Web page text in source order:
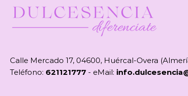
Calle Mercado 17, 04600, Huércal-Overa
Teléfono: 621121777 - eMail: